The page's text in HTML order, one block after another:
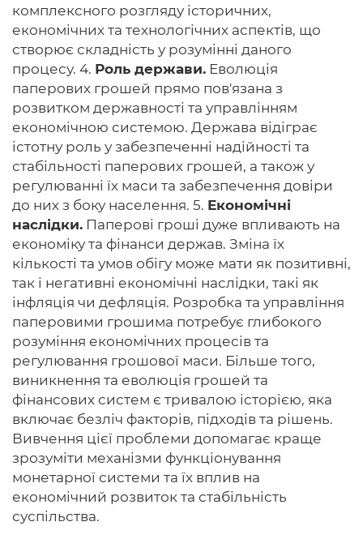
комплексного розгляду історичних,
економічних та технологічних аспектів, що
створює складність у розумінні даного
процесу. 4. Роль держави. Еволюція
паперових грошей прямо пов'язана з
розвитком державності та управлінням
економічною системою. Держава відіграє
істотну роль у забезпеченні надійності та
стабільності паперових грошей, а також у
регулюванні їх маси та забезпечення довіри
до них з боку населення. 5. Економічні
наслідки. Паперові гроші дуже впливають на
економіку та фінанси держав. Зміна їх
кількості та умов обігу може мати як позитивні,
так і негативні економічні наслідки, такі як
інфляція чи дефляція. Розробка та управління
паперовими грошима потребує глибокого
розуміння економічних процесів та
регулювання грошової маси. Більше того,
виникнення та еволюція грошей та
фінансових систем є тривалою історією, яка
включає безліч факторів, підходів та рішень.
Вивчення цієї проблеми допомагає краще
зрозуміти механізми функціонування
монетарної системи та їх вплив на
економічний розвиток та стабільність
суспільства.